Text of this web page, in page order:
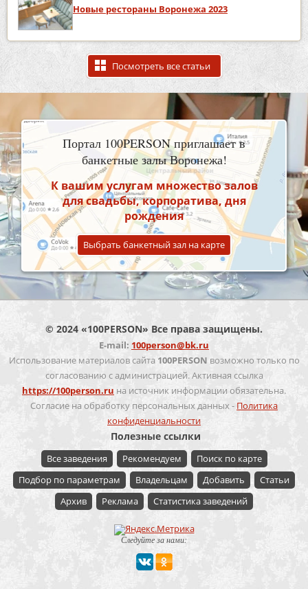
Новые рестораны Воронежа 2023
Посмотреть все статьи
Портал 100PERSON приглашает в
банкетные залы Воронежа!
К вашим услугам множество залов
для свадьбы, корпоратива, дня
рождения
Выбрать банкетный зал на карте
© 2024 «100PERSON» Все права защищены.
E-mail: 100person@bk.ru
Использование материалов сайта 100PERSON возможно только по
согласованию с администрацией. Активная ссылка
https://100person.ru на источник информации обязательна.
Согласие на обработку персональных данных - Политика
конфиденциальности
Полезные ссылки
Все заведения Рекомендуем
Поиск по карте
Подбор по параметрам
Владельцам Добавить
Статьи
Архив
Реклама Статистика заведений
Следуйте за нами: